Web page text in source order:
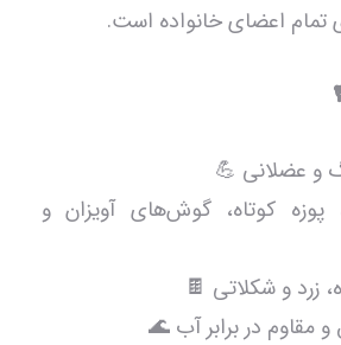
اعضای خانواده است.
و عضلانی 💪
کوتاه، گوش‌های آویزان و
زرد و شکلاتی 🍫
مقاوم در برابر آب 🌊